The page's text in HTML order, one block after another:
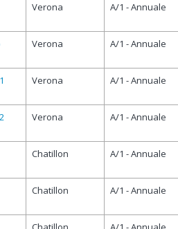
Verona A/1 - Annuale
Verona A/1 - Annuale
Verona A/1 - Annuale
Verona A/1 - Annuale
Chatillon A/1 - Annuale
Chatillon A/1 - Annuale